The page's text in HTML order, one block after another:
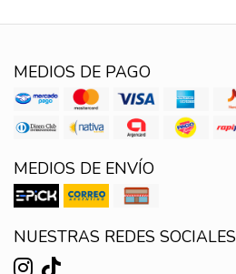
MEDIOS DE PAGO
MEDIOS DE ENVÍO
NUESTRAS REDES SOCIALES